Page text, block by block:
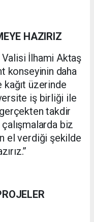
HAZIRIZ
İlhami Aktaş
konseyinin daha
kağıt üzerinde
iş birliği ile
takdir
biz
el verdiği şekilde